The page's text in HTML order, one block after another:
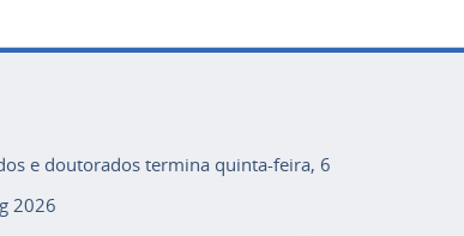
e doutorados termina quinta-feira, 6
2026